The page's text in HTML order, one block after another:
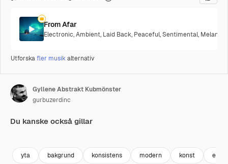
From Afar
Electronic,Ambient, Laid Back, Peaceful,Sentimental,
Utforskafler musikalternativ
Gyllene Abstrakt Kubmönster
gurbuzerdinc
Du kanske också gillar
yta bakgrund konsistens modern konst